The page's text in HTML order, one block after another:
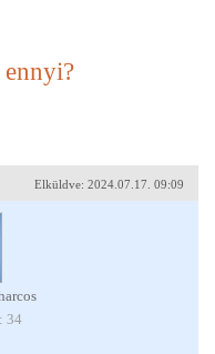
ennyi?
Elküldve: 2024.07.17. 09:09
34